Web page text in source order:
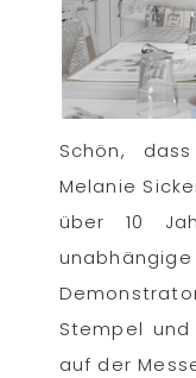
Schön,
Melanie
über 10
Stempel
auf der